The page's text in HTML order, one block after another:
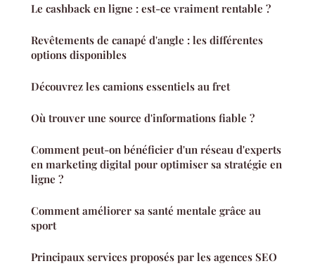
Le cashback en ligne : est-ce vraiment rentable ?
Revêtements de canapé d'angle : les différentes
options disponibles
Découvrez les camions essentiels au fret
Où trouver une source d'informations fiable ?
Comment peut-on bénéficier d'un réseau d'experts
en marketing digital pour optimiser sa stratégie en
ligne ?
Comment améliorer sa santé mentale grâce au
sport
Principaux services proposés par les agences SEO